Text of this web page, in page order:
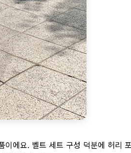
에요. 벨트 세트 구성 덕분에 허리